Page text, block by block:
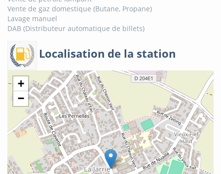
Vente de gaz domestique (Butane, Propane)
Lavage manuel
DAB (Distributeur automatique de billets)
Localisation de la station
+
−